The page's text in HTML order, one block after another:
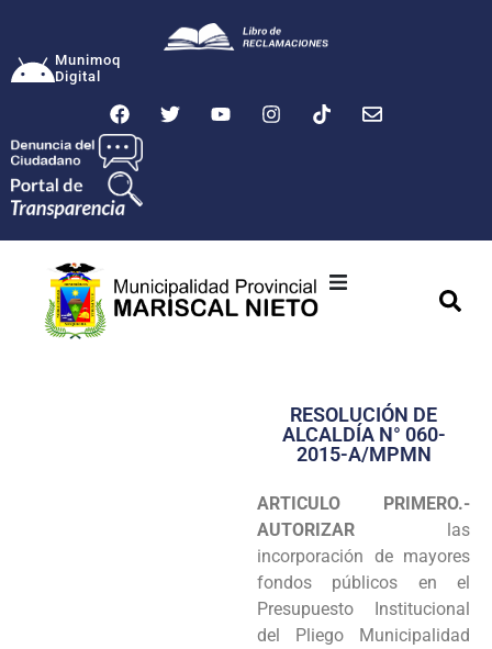
Munimoq
Digital
Transparencia
Programas
Intranet
RESOLUCIÓN DE
ALCALDÍA N° 060-
2015-A/MPMN
ARTICULO PRIMERO.-
AUTORIZAR las
incorporación de mayores
fondos públicos en el
Presupuesto Institucional
del Pliego Municipalidad